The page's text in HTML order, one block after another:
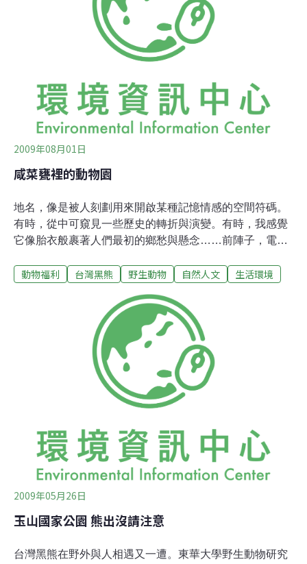
黑熊的故鄉究竟是什麼模樣？我們跟隨玉山國家公園的保
育巡查員林淵源進入大分山區，揭開黑熊故鄉的神秘面
紗。我們從花蓮南安進入玉山國家公園，沿著日時期開闢
的八通關古道而上，沿路是一個又一個的部落遺址、駐在
日本人為了攻打殖民布農族人興建的道路。
2009年08月01日
咸菜甕裡的動物園
地名，像是被人刻劃用來開啟某種記憶情感的空間符碼。
有時，從中可窺見一些歷史的轉折與演變。有時，我感覺
它像胎衣般裹著人們最初的鄉愁與懸念……前陣子，電視
裡，感受近距離觀賞猛獸的刺激。那使我想起了六福村野
的地名，就像殖民時期的古老建築被保留在時代遞邅的軌
跡裡。關西舊名咸菜甕。一個光聽聞就讓人油然生起一種
滋味的道地客家地名。於嘉慶道光年間因樟腦、茶業的日
益興起而形成街市。此地位於新竹縣東北、鳳山溪的上
游，由於被馬武督溪與牛欄河切割成凹入的盆地，形似客
家人醃漬用的咸菜甕而得名。大正9年，日人在台實施地
方制度與地名大改正，很多舊地名就在那時失去了原有的
「咸菜」的日語讀音與日本的地名「關西」同音外，我想
那也關乎著鄉愁吧！從此，一個被遺忘在殖民歷史裡不再
動物福利 台灣黑熊 野生動物 自然人文 生活環境
2009年05月26日
玉山國家公園 熊出沒請注意
台灣黑熊在野外與人相遇又一遭。東華大學野生動物研究